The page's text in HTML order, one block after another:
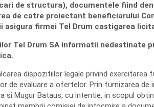
de structura), documentele fiind
de catre proiectant beneficiarului
firmei Tel Drum castigarea
Tel Drum SA informatii nedestinate
dispozitiilor legale privind exercitarea
de evaluare a ofertelor. Prin furnizarea
si Mugur Bataus, cu intentie, in scopul